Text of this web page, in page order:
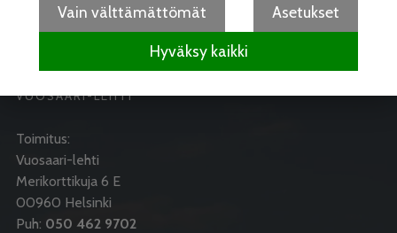
VUOSAARI-LEHTI
Toimitus:
Vuosaari-lehti
Merikorttikuja 6 E
00960 Helsinki
Puh: 050 462 9702
Vain välttämättömät Asetukset
Hyväksy kaikki